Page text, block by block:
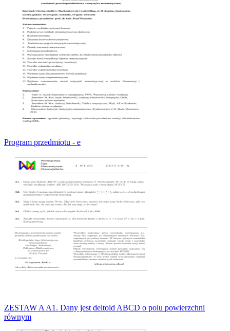
Program przedmiotu - e
ZESTAW A A1. Dany jest deltoid ABCD o polu powierzchni
równym